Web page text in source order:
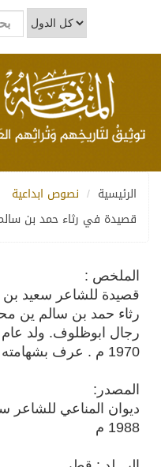
الرئيسية
نصوص ابداعية
قصيدة في رثاء حمد بن
الملخص :
قصيدة للشاعر سعيد بن
رثاء حمد بن سالم ين
1970 م . عرف بشهامته وكرمه وطيب خلقه .
المصدر:
ديوان المناعي للشاعر
1988 م